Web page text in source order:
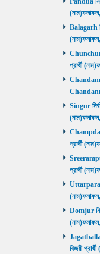
Balagarh
Chunchura
প্রার্থী
Singur
প্রার্থী
প্রার্থী
Uttarpara
Domjur
বিজয়ী